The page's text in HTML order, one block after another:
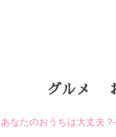
グルメ
あなたのおうちは大丈夫